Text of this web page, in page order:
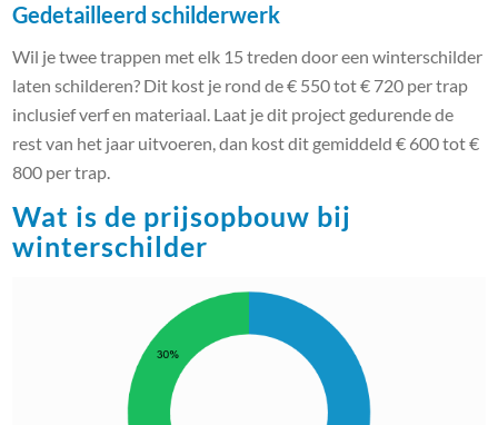
Gedetailleerd schilderwerk
Wil je twee trappen met elk 15 treden door een winterschilder
laten schilderen? Dit kost je rond de € 550 tot € 720 per trap
inclusief verf en materiaal. Laat je dit project gedurende de
rest van het jaar uitvoeren, dan kost dit gemiddeld € 600 tot €
800 per trap.
Wat is de prijsopbouw bij
winterschilder